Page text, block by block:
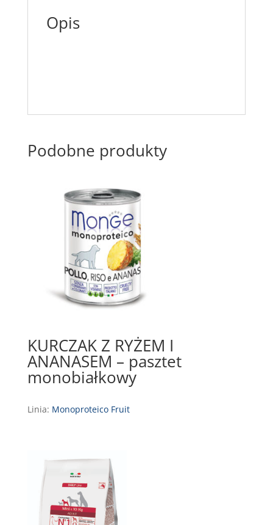
Opis
Podobne produkty
KURCZAK Z RYŻEM I
ANANASEM – pasztet
monobiałkowy
Linia: Monoproteico Fruit